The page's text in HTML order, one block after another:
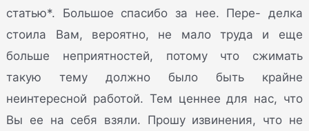
статью*. Большое спасибо за нее. Пере- делка
стоила Вам, вероятно, не мало труда и еще
больше неприятностей, потому что сжимать
такую тему должно было быть крайне
неинтересной работой. Тем ценнее для нас, что
Вы ее на себя взяли. Прошу извинения, что не